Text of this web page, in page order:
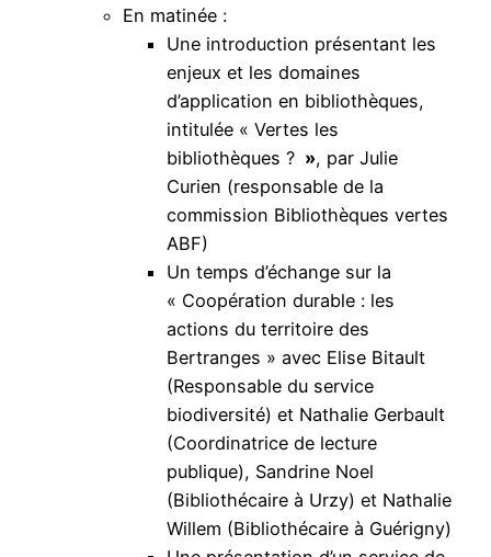
En matinée :
Une introduction présentant les
enjeux et les domaines
d’application en bibliothèques,
intitulée « Vertes les
bibliothèques ? », par Julie
Curien (responsable de la
commission Bibliothèques vertes
ABF)
Un temps d’échange sur la
« Coopération durable : les
actions du territoire des
Bertranges » avec Elise Bitault
(Responsable du service
biodiversité) et Nathalie Gerbault
(Coordinatrice de lecture
publique), Sandrine Noel
(Bibliothécaire à Urzy) et Nathalie
Willem (Bibliothécaire à Guérigny)